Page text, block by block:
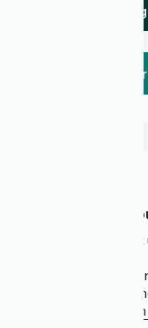
Qui sommes-
La Vélodyssée
par 3 Régions et
d'une ambition
Vélodyssée
tourisme à vélo